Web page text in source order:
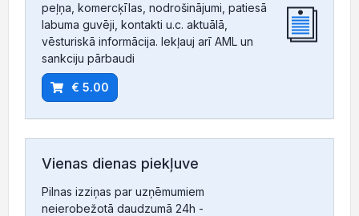
peļņa, komercķīlas, nodrošinājumi, patiesā
labuma guvēji, kontakti u.c. aktuālā,
vēsturiskā informācija. Iekļauj arī AML un
sankciju pārbaudi
€ 5.00
Vienas dienas piekļuve
Pilnas izziņas par uzņēmumiem
neierobežotā daudzumā 24h -